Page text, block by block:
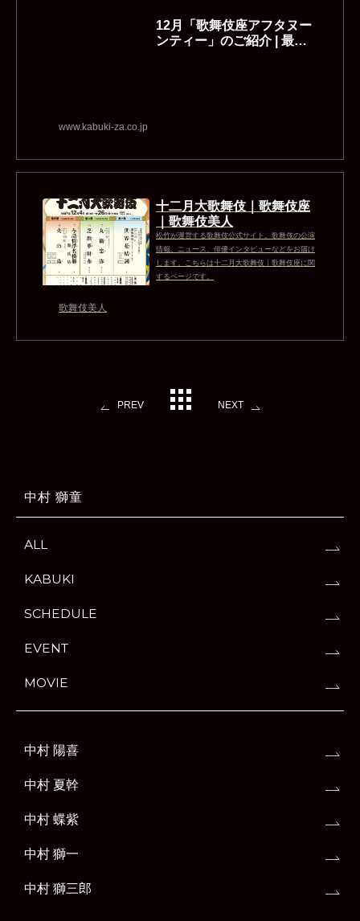
12月「歌舞伎座アフタヌー
ンティー」のご紹介 | 最新
www.kabuki-za.co.jp
十二月大歌舞伎｜歌舞伎座
｜歌舞伎美人
松竹が運営する歌舞伎公式サイト。歌舞伎の公演
情報、ニュース、俳優インタビューなどをお届け
します。こちらは十二月大歌舞伎｜歌舞伎座に関
するページです。
歌舞伎美人
PREV NEXT
中村 獅童
ALL
KABUKI
SCHEDULE
EVENT
MOVIE
中村 陽喜
中村 夏幹
中村 蝶紫
中村 獅一
中村 獅三郎